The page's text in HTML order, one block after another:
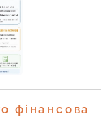
фінансова